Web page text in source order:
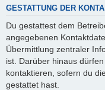
GESTATTUNG DER
Du gestattest dem
angegebenen
Übermittlung zentraler
ist. Darüber hinaus
kontaktieren, sofern du
gestattet hast.